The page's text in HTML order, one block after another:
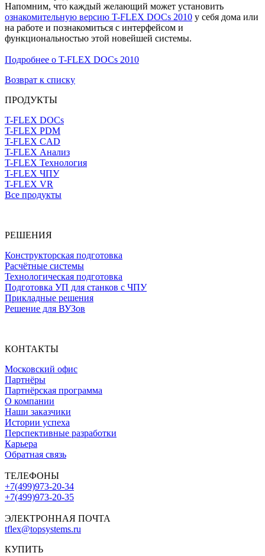
Напомним, что каждый желающий может установить
ознакомительную версию T-FLEX DOCs 2010 у себя дома или
на работе и познакомиться с интерфейсом и
функциональностью этой новейшей системы.
Подробнее о T-FLEX DOCs 2010
Возврат к списку
ПРОДУКТЫ
T-FLEX DOCs
T-FLEX PDM
T-FLEX CAD
T-FLEX Анализ
T-FLEX Технология
T-FLEX ЧПУ
T-FLEX VR
Все продукты
РЕШЕНИЯ
Конструкторская подготовка
Расчётные системы
Технологическая подготовка
Подготовка УП для станков с ЧПУ
Прикладные решения
Решение для ВУЗов
КОНТАКТЫ
Московский офис
Партнёры
Партнёрская программа
О компании
Наши заказчики
Истории успеха
Перспективные разработки
Карьера
Обратная связь
ТЕЛЕФОНЫ
+7(499)973-20-34
+7(499)973-20-35
ЭЛЕКТРОННАЯ ПОЧТА
tflex@topsystems.ru
КУПИТЬ